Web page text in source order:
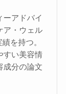
ーアドバイ
ア・ウェル
を持つ。
すい美容情
成分の論文